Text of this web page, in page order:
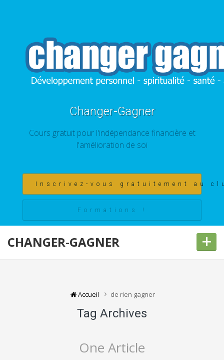
Changer-Gagner
Cours gratuit pour l'indépendance financière et
l'amélioration de soi
Inscrivez-vous gratuitement au
Formations !
CHANGER-GAGNER +
Accueil de rien gagner
Tag Archives
One Article